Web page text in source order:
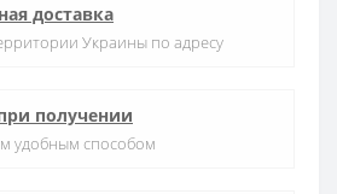
доставка
Украины по адресу
получении
удобным способом